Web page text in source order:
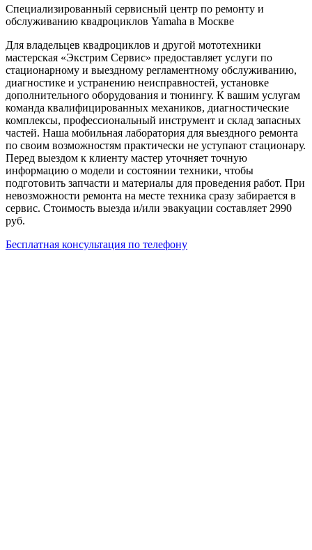
Специализированный сервисный центр по ремонту и
обслуживанию квадроциклов Yamaha в Москве
Для владельцев квадроциклов и другой мототехники
мастерская «Экстрим Сервис» предоставляет услуги по
стационарному и выездному регламентному обслуживанию,
диагностике и устранению неисправностей, установке
дополнительного оборудования и тюнингу. К вашим услугам
команда квалифицированных механиков, диагностические
комплексы, профессиональный инструмент и склад запасных
частей. Наша мобильная лаборатория для выездного ремонта
по своим возможностям практически не уступают стационару.
Перед выездом к клиенту мастер уточняет точную
информацию о модели и состоянии техники, чтобы
подготовить запчасти и материалы для проведения работ. При
невозможности ремонта на месте техника сразу забирается в
сервис. Стоимость выезда и/или эвакуации составляет 2990
руб.
Бесплатная консультация по телефону